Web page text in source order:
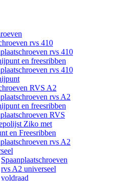
rvs 410
rvs 410
en freesribben
rvs 410
RVS A2
rvs A2
en freesribben
RVS
Ziko met
en Freesribben
rvs A2
Spaanplaatschroeven
rvs A2 universeel
voldraad